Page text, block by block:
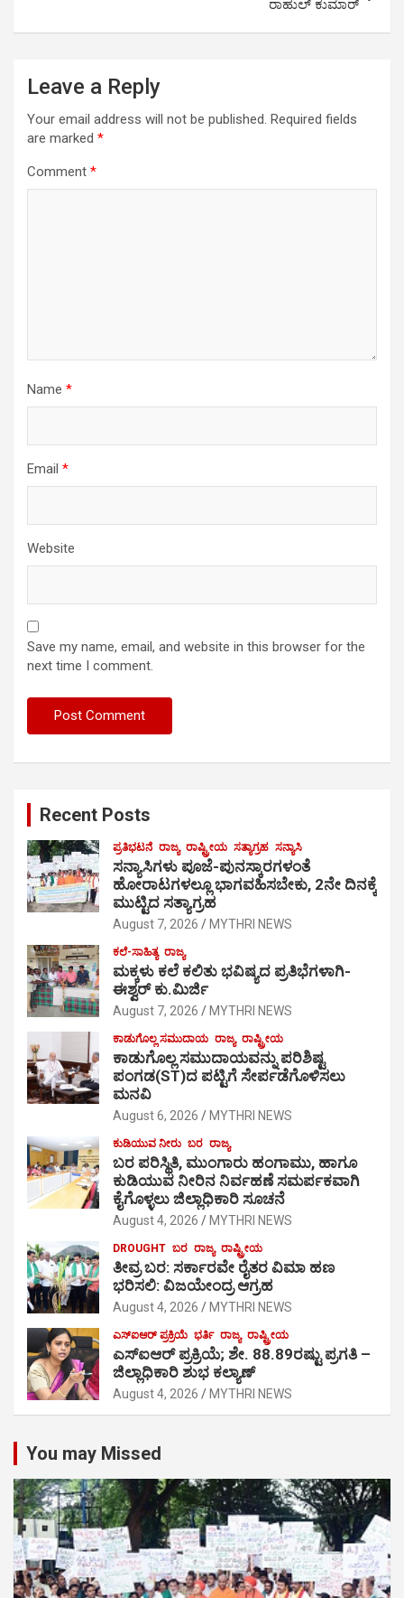
ರಾಹುಲ್ ಕುಮಾರ್
Leave a Reply
Your email address will not be published. Required fields
are marked *
Comment *
Name *
Email *
Website
Save my name, email, and website in this browser for the
next time I comment.
Recent Posts
ಪ್ರತಿಭಟನೆ ರಾಜ್ಯ ರಾಷ್ಟ್ರೀಯ ಸತ್ಯಾಗ್ರಹ ಸನ್ಯಾಸಿ
ಸನ್ಯಾಸಿಗಳು ಪೂಜೆ-ಪುನಸ್ಕಾರಗಳಂತೆ
ಹೋರಾಟಗಳಲ್ಲೂ ಭಾಗವಹಿಸಬೇಕು, 2ನೇ ದಿನಕ್ಕೆ
ಮುಟ್ಟಿದ ಸತ್ಯಾಗ್ರಹ
August 7, 2026 MYTHRI NEWS
ಕಲೆ-ಸಾಹಿತ್ಯ ರಾಜ್ಯ
ಮಕ್ಕಳು ಕಲೆ ಕಲಿತು ಭವಿಷ್ಯದ ಪ್ರತಿಭೆಗಳಾಗಿ-
ಈಶ್ವರ್ ಕು.ಮಿರ್ಜಿ
August 7, 2026 MYTHRI NEWS
ಕಾಡುಗೊಲ್ಲ ಸಮುದಾಯ ರಾಜ್ಯ ರಾಷ್ಟ್ರೀಯ
ಕಾಡುಗೊಲ್ಲ ಸಮುದಾಯವನ್ನು ಪರಿಶಿಷ್ಟ
ಪಂಗಡ(ST)ದ ಪಟ್ಟಿಗೆ ಸೇರ್ಪಡೆಗೊಳಿಸಲು
ಮನವಿ
August 6, 2026 MYTHRI NEWS
ಕುಡಿಯುವ ನೀರು ಬರ ರಾಜ್ಯ
ಬರ ಪರಿಸ್ಥಿತಿ, ಮುಂಗಾರು ಹಂಗಾಮು, ಹಾಗೂ
ಕುಡಿಯುವ ನೀರಿನ ನಿರ್ವಹಣೆ ಸಮರ್ಪಕವಾಗಿ
ಕೈಗೊಳ್ಳಲು ಜಿಲ್ಲಾಧಿಕಾರಿ ಸೂಚನೆ
August 4, 2026 MYTHRI NEWS
DROUGHT ಬರ ರಾಜ್ಯ ರಾಷ್ಟ್ರೀಯ
ತೀವ್ರ ಬರ: ಸರ್ಕಾರವೇ ರೈತರ ವಿಮಾ ಹಣ
ಭರಿಸಲಿ: ವಿಜಯೇಂದ್ರ ಆಗ್ರಹ
August 4, 2026 MYTHRI NEWS
ಎಸ್‍ಐಆರ್ ಪ್ರಕ್ರಿಯೆ ಭರ್ತಿ ರಾಜ್ಯ ರಾಷ್ಟ್ರೀಯ
ಎಸ್‍ಐಆರ್ ಪ್ರಕ್ರಿಯೆ; ಶೇ. 88.89ರಷ್ಟು ಪ್ರಗತಿ –
ಜಿಲ್ಲಾಧಿಕಾರಿ ಶುಭ ಕಲ್ಯಾಣ್
August 4, 2026 MYTHRI NEWS
You may Missed